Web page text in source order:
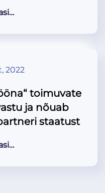
2022
toimuvate
ja nõuab
staatust